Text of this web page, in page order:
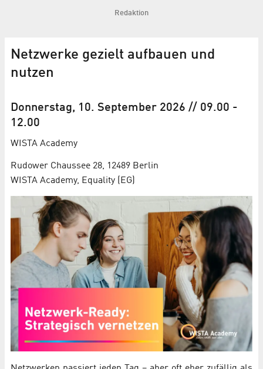
Redaktion
Netzwerke gezielt aufbauen und
nutzen
Donnerstag, 10. September 2026 // 09.00 -
12.00
WISTA Academy
Rudower Chaussee 28, 12489 Berlin
WISTA Academy, Equality (EG)